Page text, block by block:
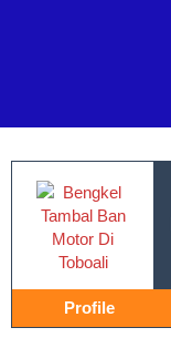
Profile